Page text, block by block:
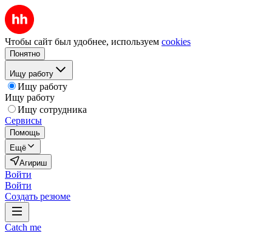
Чтобы сайт был удобнее, используем cookies
Понятно
Ищу работу
Ищу работу
Ищу работу
Ищу сотрудника
Сервисы
Помощь
Ещё
Агириш
Войти
Войти
Создать резюме
Catch me